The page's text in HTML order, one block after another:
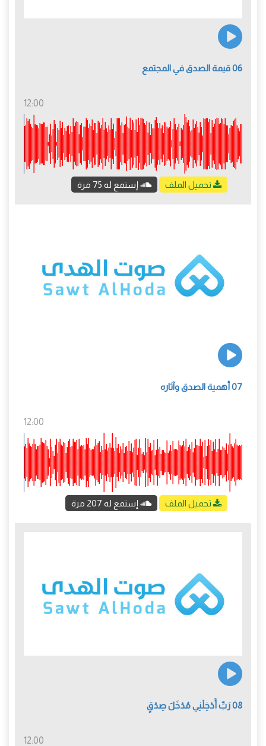
06 قيمة الصدق في المجتمع
12:00
تحميل الملف إستمع له 75 مرة
07 أهمية الصدق وآثاره
12:00
تحميل الملف إستمع له 207 مرة
08 رَبِّ أَدْخِلْنِي مُدْخَلَ صِدْقٍ
12:00